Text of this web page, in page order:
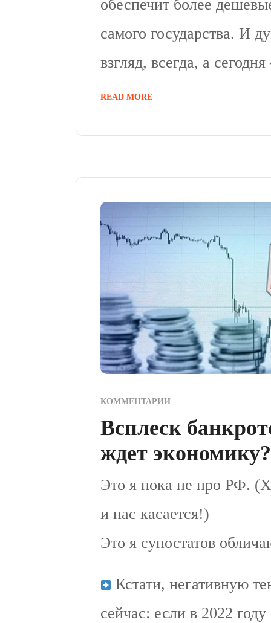
обеспечит более
самого государства. И
взгляд, всегда, а
READ MORE
КОММЕНТАРИИ
Всплеск
ждет экономику?
Это я пока не про РФ.
и нас касается!)
Это я супостатов
Кстати, негативную
сейчас: если в 2022